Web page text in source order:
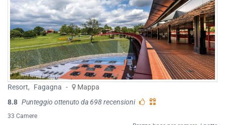
Resort, Fagagna -
Mappa
8.8 Punteggio ottenuto da 698 recensioni
33 Camere